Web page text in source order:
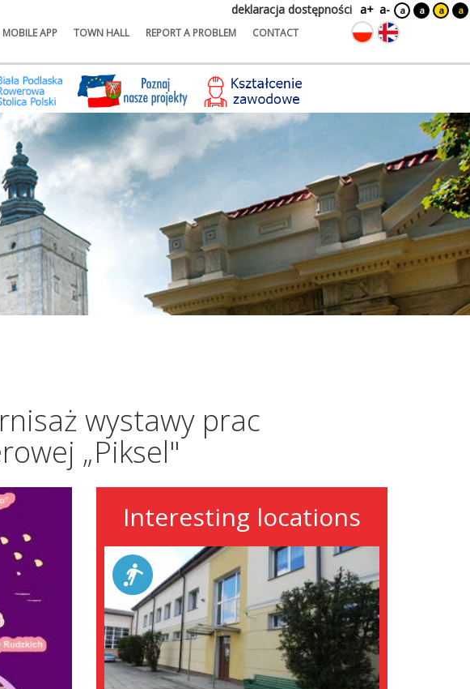
MOBILE APP TOWN HALL REPORT A PROBLEM CONTACT
deklaracja dostępności a+ a- a a a a
wystawy prac
„Piksel"
Interesting locations